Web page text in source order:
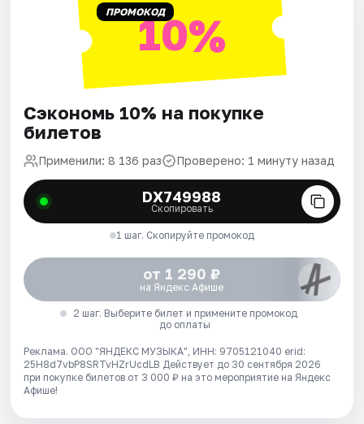
ПРОМОКОД10%
Сэкономь 10% на покупке
билетов
Применили: 8 136 раз Проверено: 1 минуту назад
DX749988
Скопировать
1 шаг. Скопируйте промокод
от 1 290 ₽
на Яндекс Афише
2 шаг. Выберите билет и примените промокод
до оплаты
Реклама. ООО "ЯНДЕКС МУЗЫКА", ИНН: 9705121040 erid:
25H8d7vbP8SRTvHZrUcdLB Действует до 30 сентября 2026
при покупке билетов от 3 000 ₽ на это мероприятие на Яндекс
Афише!